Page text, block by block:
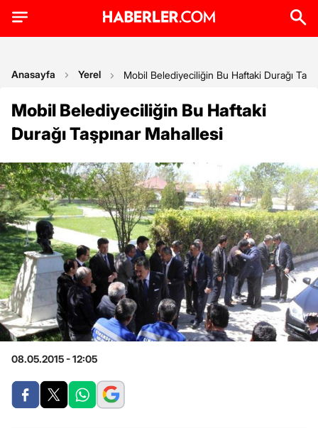
Anasayfa Yerel Mobil Belediyeciliğin Bu Haftaki Durağı
Mobil Belediyeciliğin Bu Haftaki
Durağı Taşpınar Mahallesi
08.05.2015 - 12:05